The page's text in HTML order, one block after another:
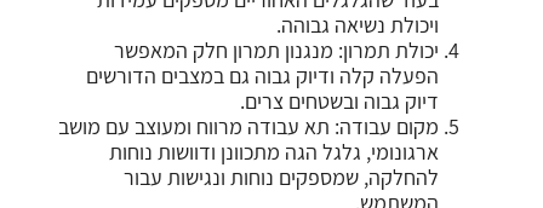
ויכולת נשיאה גבוהה.
יכולת תמרון: מנגנון תמרון חלק המאפשר
הפעלה קלה ודיוק גבוה גם במצבים הדורשים
דיוק גבוה ובשטחים צרים.
מקום עבודה: תא עבודה מרווח ומעוצב עם מושב
ארגונומי, גלגל הגה מתכוונן ודוושות נוחות
להחלקה, שמספקים נוחות ונגישות עבור